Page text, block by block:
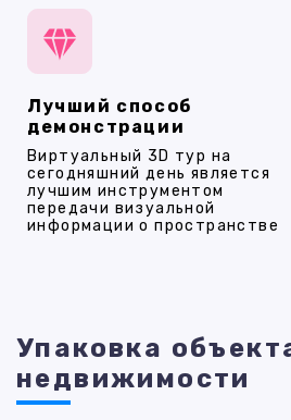
Лучший способ
демонстрации
Виртуальный 3D тур на
сегодняшний день является
лучшим инструментом
передачи визуальной
информации о пространстве
Упаковка
недвижимости